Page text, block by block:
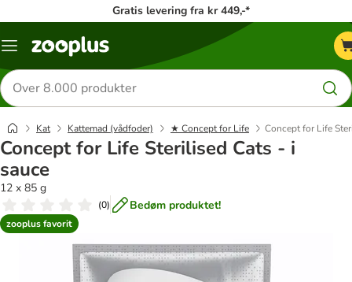
Gratis levering fra kr 449,-*
Menu
Søg
efter
produkter
Kat Kattemad (vådfoder) ★ Concept for Life Concept for Life
Concept for Life Sterilised Cats - i
sauce
12 x 85 g
(0) Bedøm produktet!
zooplus favorit